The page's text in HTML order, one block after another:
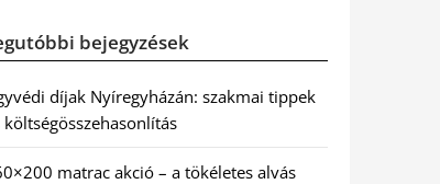
bejegyzések
díjak Nyíregyházán: szakmai tippek
költségösszehasonlítás
matrac akció – a tökéletes alvás